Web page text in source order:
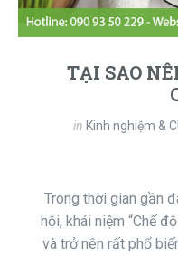
TẠI SAO
in Kinh nghiệm &
Trong thời gian gần
hội, khái niệm “Chế
và trở nên rất phổ